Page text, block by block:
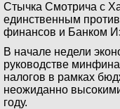
Стычка Смотрича с
единственным
финансов и Банком
В начале недели
руководстве
налогов в рамках
неожиданно
году.